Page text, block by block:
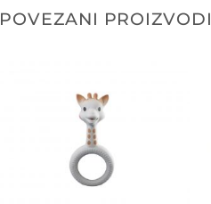
POVEZANI PROIZVODI